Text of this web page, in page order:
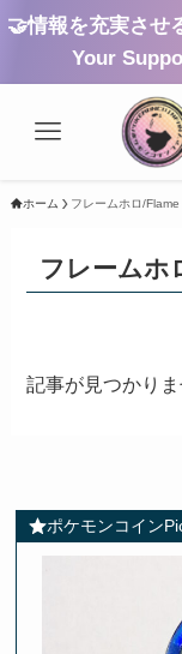
🤝情報を充実させ
Your
ホーム フレームホロ/
フレーム
記事が見つかりま
ポケモンコイン